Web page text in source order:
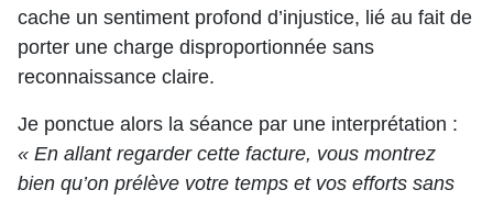
cache un sentiment profond d’injustice, lié au fait de
porter une charge disproportionnée sans
reconnaissance claire.
Je ponctue alors la séance par une interprétation :
« En allant regarder cette facture, vous montrez
bien qu’on prélève votre temps et vos efforts sans